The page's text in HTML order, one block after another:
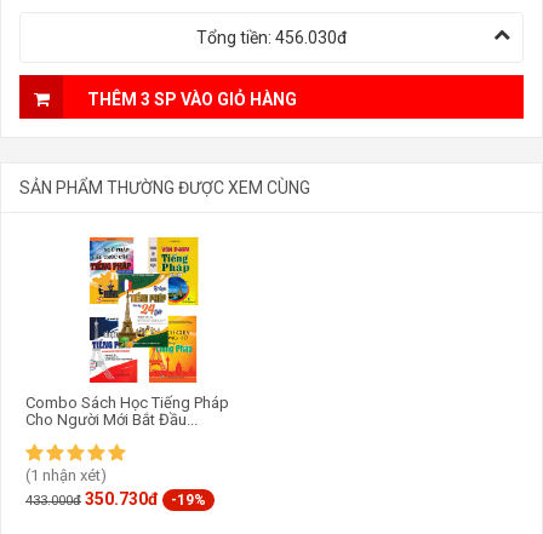
Tổng tiền: 456.030đ
THÊM 3 SP VÀO GIỎ HÀNG
SẢN PHẨM THƯỜNG ĐƯỢC XEM CÙNG
Combo Sách Học Tiếng Pháp
Cho Người Mới Bắt Đầu...
(1 nhận xét)
433.000đ 350.730đ -19%